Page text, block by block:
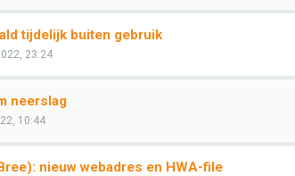
tijdelijk buiten gebruik
23:24
neerslag
10:44
nieuw webadres en HWA-file